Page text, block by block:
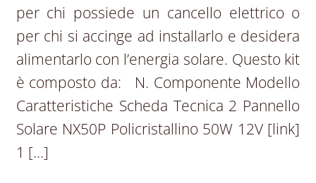
per chi possiede un cancello elettrico o
per chi si accinge ad installarlo e desidera
alimentarlo con l’energia solare. Questo kit
è composto da: N. Componente Modello
Caratteristiche Scheda Tecnica 2 Pannello
Solare NX50P Policristallino 50W 12V [link]
1 […]